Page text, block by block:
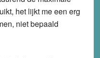
het lijkt me een erg
niet bepaald